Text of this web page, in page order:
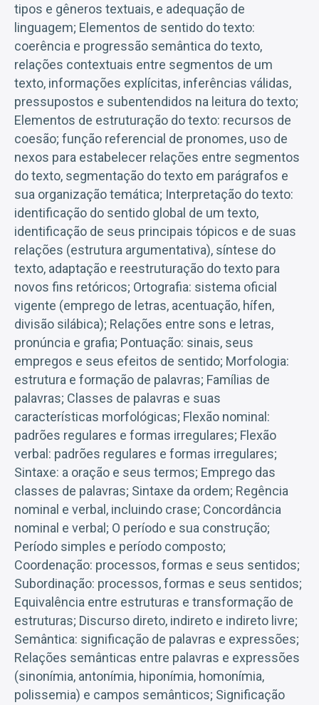
tipos e gêneros textuais, e adequação de
linguagem; Elementos de sentido do texto:
coerência e progressão semântica do texto,
relações contextuais entre segmentos de um
texto, informações explícitas, inferências válidas,
pressupostos e subentendidos na leitura do texto;
Elementos de estruturação do texto: recursos de
coesão; função referencial de pronomes, uso de
nexos para estabelecer relações entre segmentos
do texto, segmentação do texto em parágrafos e
sua organização temática; Interpretação do texto:
identificação do sentido global de um texto,
identificação de seus principais tópicos e de suas
relações (estrutura argumentativa), síntese do
texto, adaptação e reestruturação do texto para
novos fins retóricos; Ortografia: sistema oficial
vigente (emprego de letras, acentuação, hífen,
divisão silábica); Relações entre sons e letras,
pronúncia e grafia; Pontuação: sinais, seus
empregos e seus efeitos de sentido; Morfologia:
estrutura e formação de palavras; Famílias de
palavras; Classes de palavras e suas
características morfológicas; Flexão nominal:
padrões regulares e formas irregulares; Flexão
verbal: padrões regulares e formas irregulares;
Sintaxe: a oração e seus termos; Emprego das
classes de palavras; Sintaxe da ordem; Regência
nominal e verbal, incluindo crase; Concordância
nominal e verbal; O período e sua construção;
Período simples e período composto;
Coordenação: processos, formas e seus sentidos;
Subordinação: processos, formas e seus sentidos;
Equivalência entre estruturas e transformação de
estruturas; Discurso direto, indireto e indireto livre;
Semântica: significação de palavras e expressões;
Relações semânticas entre palavras e expressões
(sinonímia, antonímia, hiponímia, homonímia,
polissemia) e campos semânticos; Significação